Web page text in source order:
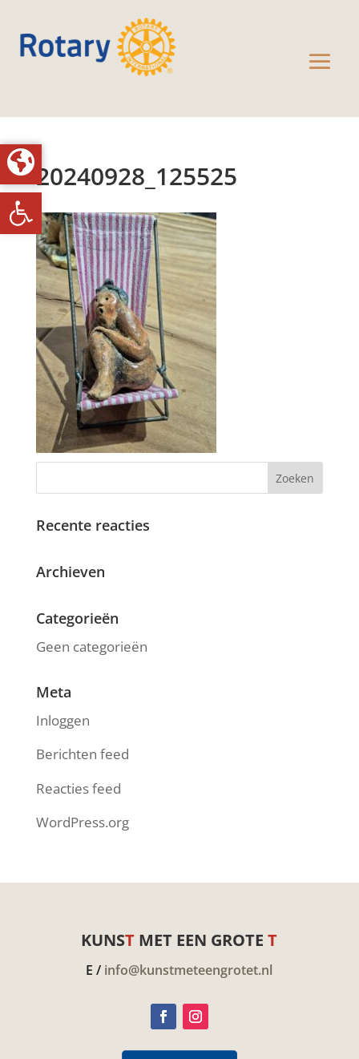
Toolbar openen
20240928_125525
Recente reacties
Archieven
Categorieën
Geen categorieën
Meta
Inloggen
Berichten feed
Reacties feed
WordPress.org
KUNST MET EEN GROTET
E / info@kunstmeteengrotet.nl